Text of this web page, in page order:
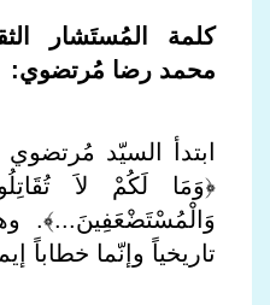
كلمة المُستَشار
محمد رضا مُرتضوي:
ابتدأ السيّد مُرتضوي
﴿وَمَا لَكُمْ لاَ
وَالْمُسْتَضْعَفِينَ...﴾.
تاريخياً وإنّما خطاباً